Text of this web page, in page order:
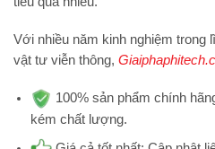
Với nhiều năm kinh nghiệm trong
vật tư viễn thông,
100% sản phẩm chính
kém chất lượng.